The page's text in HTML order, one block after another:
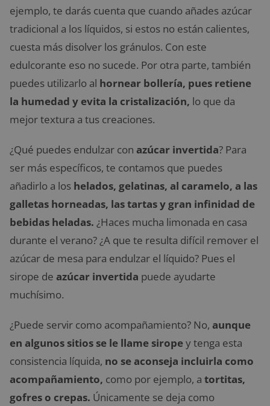
ejemplo, te darás cuenta que cuando añades azúcar
tradicional a los líquidos, si estos no están calientes,
cuesta más disolver los gránulos. Con este
edulcorante eso no sucede. Por otra parte, también
puedes utilizarlo al hornear bollería, pues retiene
la humedad y evita la cristalización, lo que da
mejor textura a tus creaciones.
¿Qué puedes endulzar con azúcar invertida? Para
ser más específicos, te contamos que puedes
añadirlo a los helados, gelatinas, al caramelo, a las
galletas horneadas, las tartas y gran infinidad de
bebidas heladas. ¿Haces mucha limonada en casa
durante el verano? ¿A que te resulta difícil remover el
azúcar de mesa para endulzar el líquido? Pues el
sirope de azúcar invertida puede ayudarte
muchísimo.
¿Puede servir como acompañamiento? No, aunque
en algunos sitios se le llame siropey tenga esta
consistencia líquida, no se aconseja incluirla como
acompañamiento, como por ejemplo, a tortitas,
gofres o crepas. Únicamente se deja como